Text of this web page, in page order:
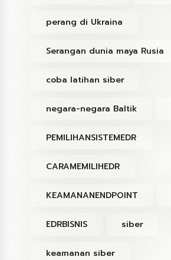
perang di Ukraina
Serangan dunia maya Rusia
coba latihan siber
negara-negara Baltik
PEMILIHANSISTEMEDR
CARAMEMILIHEDR
KEAMANANENDPOINT
EDRBISNIS siber
keamanan siber